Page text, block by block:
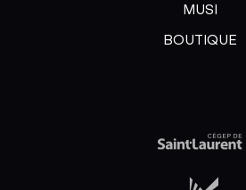
MUSI
BOUTIQUE